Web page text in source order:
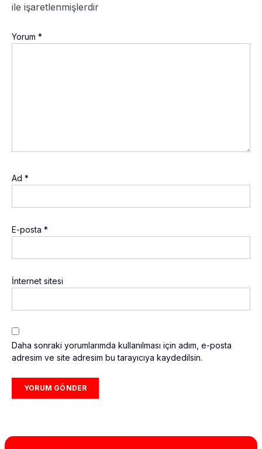
ile işaretlenmişlerdir
Yorum *
Ad *
E-posta *
İnternet sitesi
Daha sonraki yorumlarımda kullanılması için adım, e-posta
adresim ve site adresim bu tarayıcıya kaydedilsin.